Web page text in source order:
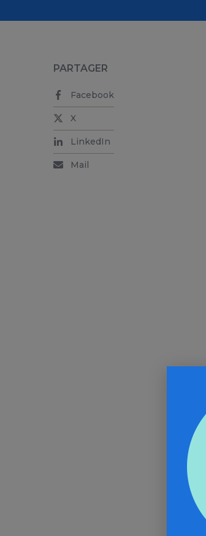
PARTAGER
Facebook
X
LinkedIn
Mail